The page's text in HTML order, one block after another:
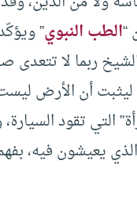
“الطب النبوي”
ربما لا
أن الأرض
التي تقود
يعيشون فيه،